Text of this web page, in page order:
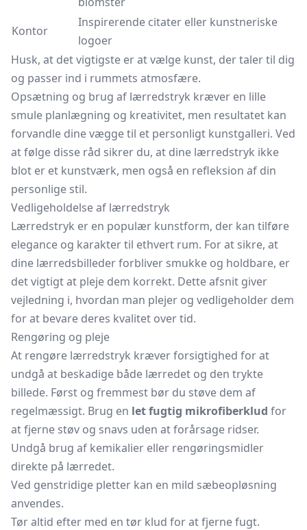
Kontor
Inspirerende citater eller kunstneriske
logoer
Husk, at det vigtigste er at vælge kunst, der taler til dig
og passer ind i rummets atmosfære.
Opsætning og brug af lærredstryk kræver en lille
smule planlægning og kreativitet, men resultatet kan
forvandle dine vægge til et personligt kunstgalleri. Ved
at følge disse råd sikrer du, at dine lærredstryk ikke
blot er et kunstværk, men også en refleksion af din
personlige stil.
Vedligeholdelse af lærredstryk
Lærredstryk er en populær kunstform, der kan tilføre
elegance og karakter til ethvert rum. For at sikre, at
dine lærredsbilleder forbliver smukke og holdbare, er
det vigtigt at pleje dem korrekt. Dette afsnit giver
vejledning i, hvordan man plejer og vedligeholder dem
for at bevare deres kvalitet over tid.
Rengøring og pleje
At rengøre lærredstryk kræver forsigtighed for at
undgå at beskadige både lærredet og den trykte
billede. Først og fremmest bør du støve dem af
regelmæssigt. Brug en let fugtig mikrofiberklud for
at fjerne støv og snavs uden at forårsage ridser.
Undgå brug af kemikalier eller rengøringsmidler
direkte på lærredet.
Ved genstridige pletter kan en mild sæbeopløsning
anvendes.
Tør altid efter med en tør klud for at fjerne fugt.